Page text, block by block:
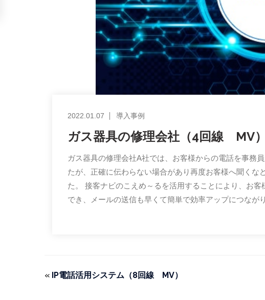
2022.01.07 導入事例
ガス器具の修理会社（4回線 MV）
ガス器具の修理会社A社では、お客様からの電話を事務
たが、正確に伝わらない場合があり再度お客様へ聞くな
た。 接客ナビのこえめ～るを活用することにより、お
でき、メールの送信も早くて簡単で効率アップにつなが
« IP電話活用システム（8回線 MV）